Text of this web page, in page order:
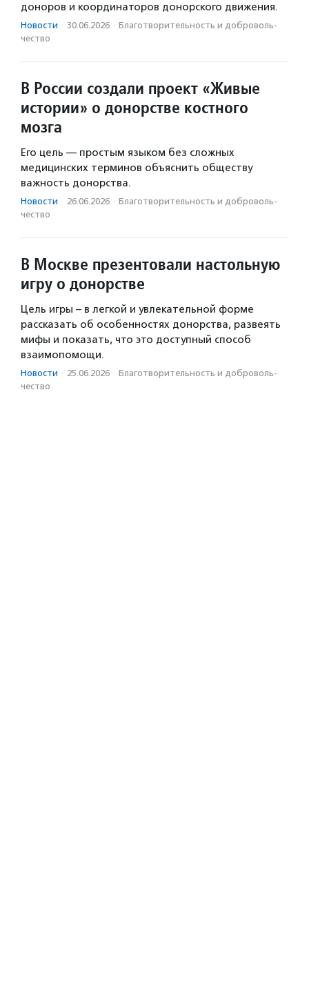
доноров и координаторов донорского движения.
Новости · 30.06.2026 · Благотвори­тель­ность и доброволь­
чест­во
В России создали проект «Живые
истории» о донорстве костного
мозга
Его цель — простым языком без сложных
медицинских терминов объяснить обществу
важность донорства.
Новости · 26.06.2026 · Благотвори­тель­ность и доброволь­
чест­во
В Москве презентовали настольную
игру о донорстве
Цель игры – в легкой и увлекательной форме
рассказать об особенностях донорства, развеять
мифы и показать, что это доступный способ
взаимопомощи.
Новости · 25.06.2026 · Благотвори­тель­ность и доброволь­
чест­во